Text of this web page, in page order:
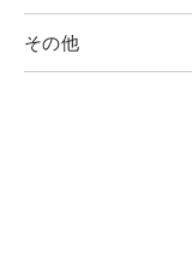
その他